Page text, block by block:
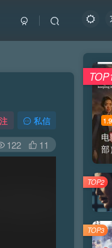
私信
122 11
部
TOP2
TOP3